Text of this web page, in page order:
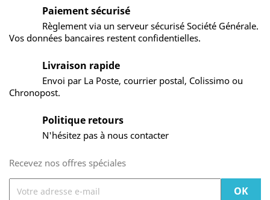
Paiement sécurisé
Règlement via un serveur sécurisé Société Générale.
Vos données bancaires restent confidentielles.
Livraison rapide
Envoi par La Poste, courrier postal, Colissimo ou
Chronopost.
Politique retours
N'hésitez pas à nous contacter
Recevez nos offres spéciales